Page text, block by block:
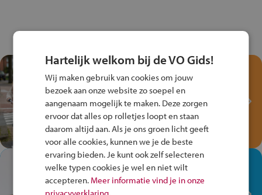
Test je kennis met het
Fiets Veilig
Verkeersspel!
Speel het Fiets Veilig Verkeersspel
en win een Cortina-fiets!
In de winkel ben je op je
plek!
Hartelijk welkom bij de VO Gids!
Wij maken gebruik van cookies om jouw
bezoek aan onze website zo soepel en
aangenaam mogelijk te maken. Deze zorgen
ervoor dat alles op rolletjes loopt en staan
daarom altijd aan. Als je ons groen licht geeft
voor alle cookies, kunnen we je de beste
ervaring bieden. Je kunt ook zelf selecteren
welke typen cookies je wel en niet wilt
accepteren. Meer informatie vind je in onze